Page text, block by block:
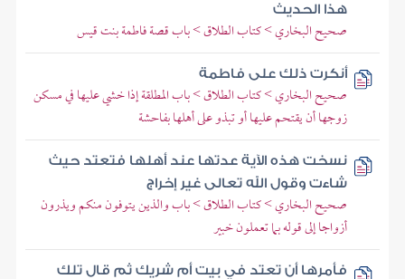
هذا الحديث
صحيح البخاري > كتاب الطلاق > باب قصة فاطمة بنت قيس
أنكرت ذلك على فاطمة
صحيح البخاري > كتاب الطلاق > باب المطلقة إذا خشي عليها في مسكن
زوجها أن يقتحم عليها أو تبذو على أهلها بفاحشة
نسخت هذه الآية عدتها عند أهلها فتعتد حيث
شاءت وقول الله تعالى غير إخراج
صحيح البخاري > كتاب الطلاق > باب والذين يتوفون منكم ويذرون
أزواجا إلى قوله بما تعملون خبير
فأمرها أن تعتد في بيت أم شريك ثم قال تلك